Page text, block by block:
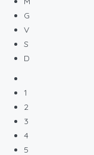
G
V
S
D
1
2
3
4
5